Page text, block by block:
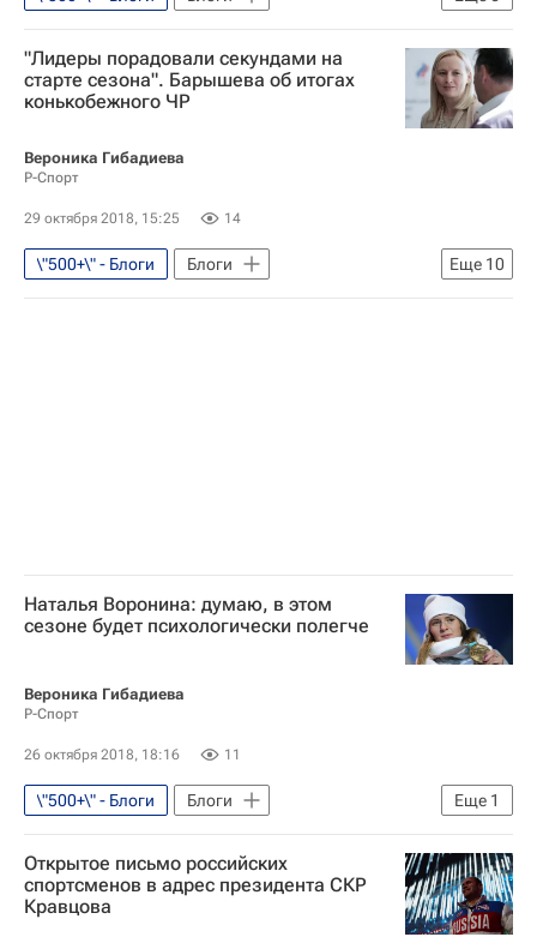
Конькобежный спорт
Дмитрий Дорофеев
Россия
Руслан Захаров
"Лидеры порадовали секундами на
старте сезона". Барышева об итогах
конькобежного ЧР
Вероника Гибадиева
Р-Спорт
29 октября 2018, 15:25 14
Еще 10
\"500+\" - Блоги
Блоги
Конькобежный спорт
Наталья Воронина: думаю, в этом
сезоне будет психологически полегче
Вероника Гибадиева
Р-Спорт
26 октября 2018, 18:16 11
Еще 1
\"500+\" - Блоги
Блоги
Наталья Воронина
Открытое письмо российских
спортсменов в адрес президента СКР
Кравцова